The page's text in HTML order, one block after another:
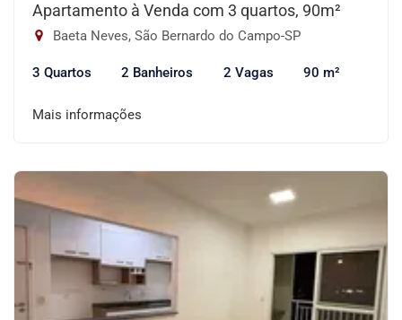
Apartamento à Venda com 3 quartos, 90m²
Baeta Neves, São Bernardo do Campo-SP
3 Quartos 2 Banheiros 2 Vagas 90 m²
Mais informações